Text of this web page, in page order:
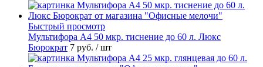
Быстрый просмотр
Мультифора А4 50 мкр. тиснение до 60 л. Люкс
Бюрократ 7 руб. / шт